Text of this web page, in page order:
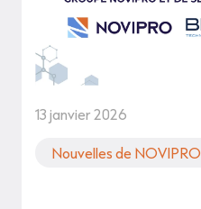
13 janvier 2026
Nouvelles de NOVIPRO